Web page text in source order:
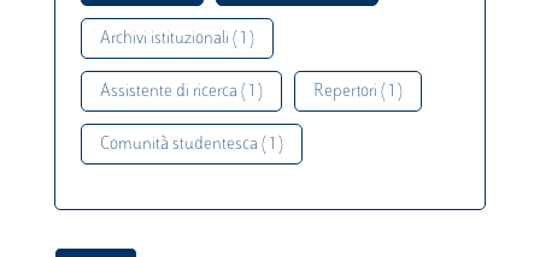
Archivi istituzionali ( 1 )
Assistente di ricerca ( 1 ) Repertori ( 1 )
Comunità studentesca ( 1 )